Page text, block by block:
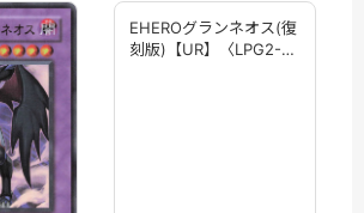
EHEROグランネオス(復
刻版)【UR】〈LPG2-